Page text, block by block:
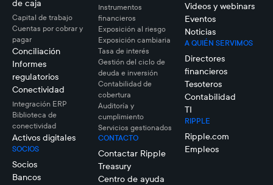
de caja
Capital de trabajo
Cuentas por cobrar y
pagar
Conciliación
Informes
regulatorios
Conectividad
Integración ERP
Biblioteca de
conectividad
Activos digitales
SOCIOS
Socios
Bancos
Instrumentos
financieros
Exposición al riesgo
Exposición cambiaria
Tasa de interés
Gestión del ciclo de
deuda e inversión
Contabilidad de
cobertura
Auditoría y
cumplimiento
Servicios gestionados
CONTACTO
Contactar Ripple
Treasury
Centro de ayuda
Videos y webinars
Eventos
Noticias
A QUIÉN SERVIMOS
Directores
financieros
Tesoteros
Contabilidad
TI
RIPPLE
Ripple.com
Empleos